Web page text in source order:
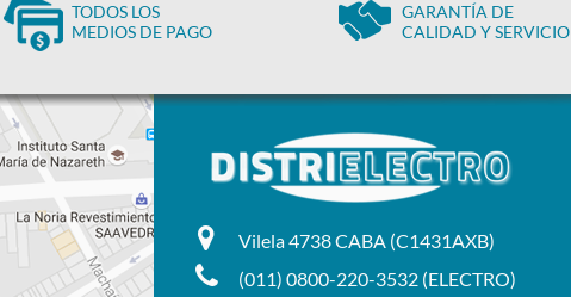
TODOS LOS
MEDIOS DE PAGO
GARANTÍA DE
CALIDAD Y SERVICIO
Vilela 4738 CABA (C1431AXB)
(011) 0800-220-3532 (ELECTRO)